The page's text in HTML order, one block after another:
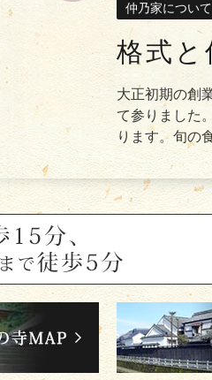
仲乃家について
格式
大正初期の創
て参りました
ります。旬の
用意いたしま
ランチ
離れ
全室個室とな
イレ）を完備
ご用意もござ
でも安心して